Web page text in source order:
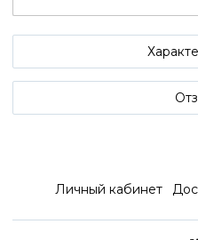
Личный кабинет